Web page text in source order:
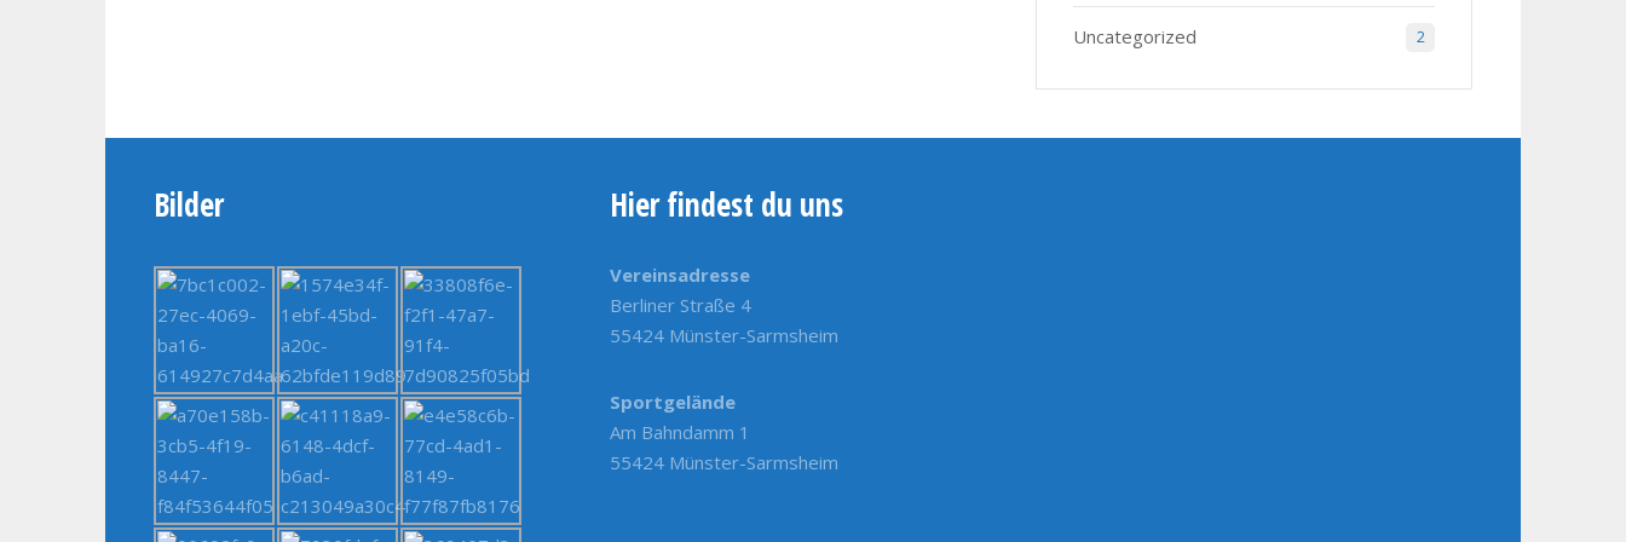
Uncategorized 2
Bilder Hier findest du uns
Vereinsadresse
Berliner Straße 4
55424 Münster-Sarmsheim
Sportgelände
Am Bahndamm 1
55424 Münster-Sarmsheim